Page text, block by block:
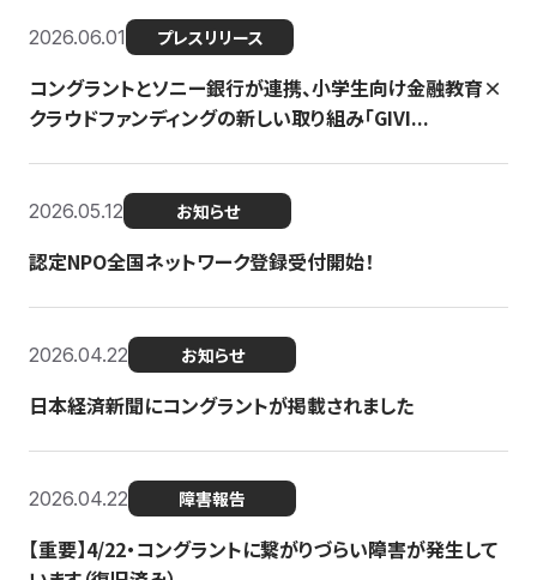
2026.06.01 プレスリリース
コングラントとソニー銀行が連携、小学生向け金融教育×
クラウドファンディングの新しい取り組み「GIVI...
2026.05.12 お知らせ
認定NPO全国ネットワーク登録受付開始！
2026.04.22 お知らせ
日本経済新聞にコングラントが掲載されました
2026.04.22 障害報告
【重要】4/22・コングラントに繋がりづらい障害が発生して